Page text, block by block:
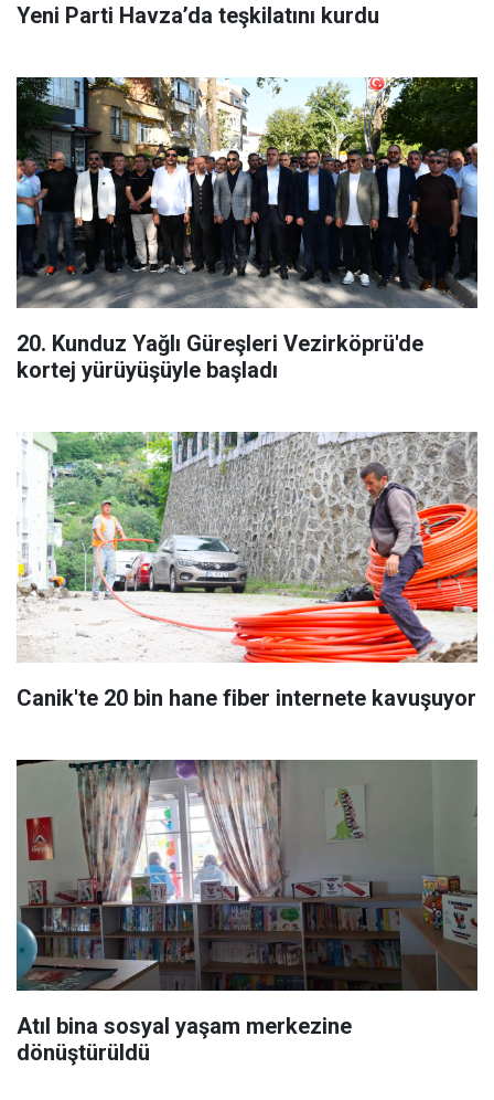
Yeni Parti Havza’da teşkilatını kurdu
20. Kunduz Yağlı Güreşleri Vezirköprü'de
kortej yürüyüşüyle başladı
Canik'te 20 bin hane fiber internete kavuşuyor
Atıl bina sosyal yaşam merkezine
dönüştürüldü